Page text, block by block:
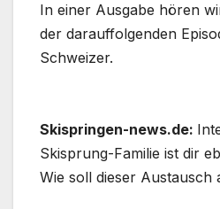
In einer Ausgabe hören
der darauffolgenden
Schweizer.
Skispringen-news.de:
Skisprung-Familie ist dir
Wie soll dieser Austausch